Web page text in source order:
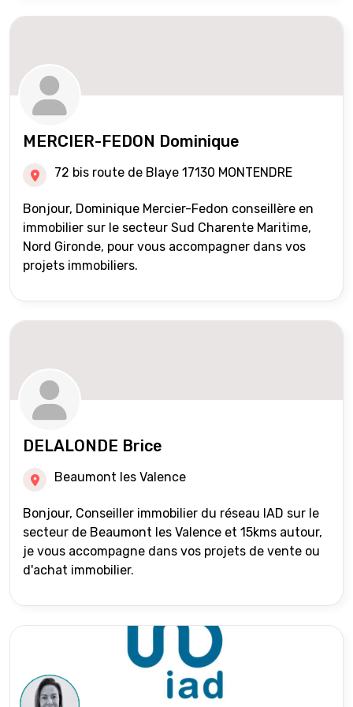
MERCIER-FEDON Dominique
72 bis route de Blaye 17130 MONTENDRE
Bonjour, Dominique Mercier-Fedon conseillère en
immobilier sur le secteur Sud Charente Maritime,
Nord Gironde, pour vous accompagner dans vos
projets immobiliers.
DELALONDE Brice
Beaumont les Valence
Bonjour, Conseiller immobilier du réseau IAD sur le
secteur de Beaumont les Valence et 15kms autour,
je vous accompagne dans vos projets de vente ou
d'achat immobilier.